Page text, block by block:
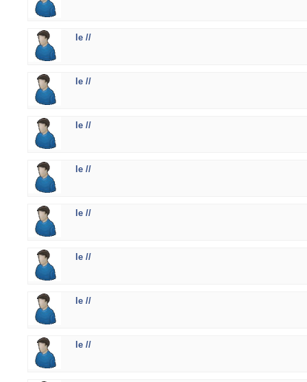
le //
le //
le //
le //
le //
le //
le //
le //